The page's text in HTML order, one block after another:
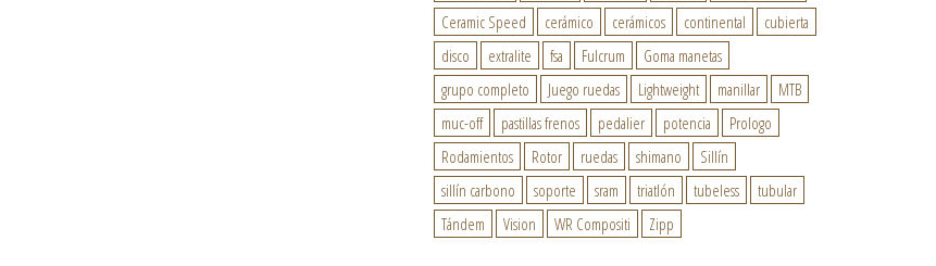
Ceramic Speed
cerámico cerámicos continental
cubierta
disco
extralite fsa Fulcrum
Goma manetas
grupo completo
Juego ruedas Lightweight manillar
MTB
muc-off
pastillas frenos pedalier potencia
Prologo
Rodamientos
Rotor ruedas shimano
Sillín
sillín carbono
soporte sram triatlón tubeless
tubular
Tándem
Vision WR Compositi Zipp